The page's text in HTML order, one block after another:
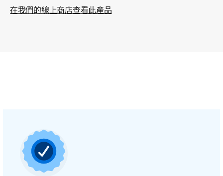
在我們的線上商店查看此產品